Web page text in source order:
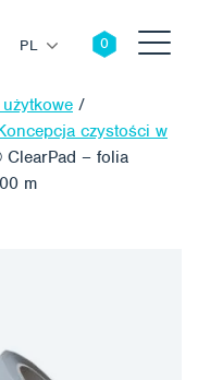
PL
/
czystości w
ClearPad – folia
m